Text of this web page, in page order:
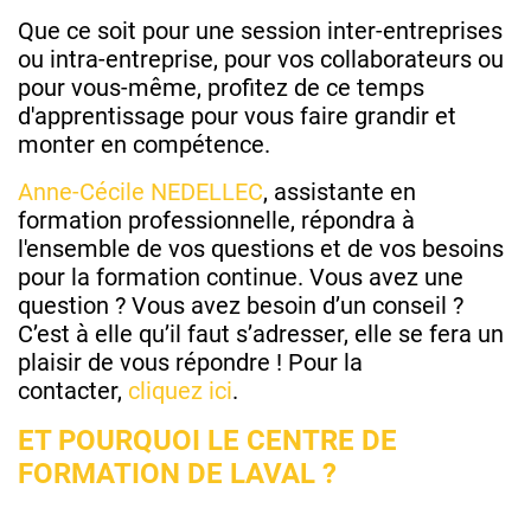
Que ce soit pour une session inter-entreprises
ou intra-entreprise, pour vos collaborateurs ou
pour vous-même, profitez de ce temps
d'apprentissage pour vous faire grandir et
monter en compétence.
Anne-Cécile NEDELLEC, assistante en
formation professionnelle, répondra à
l'ensemble de vos questions et de vos besoins
pour la formation continue. Vous avez une
question ? Vous avez besoin d’un conseil ?
C’est à elle qu’il faut s’adresser, elle se fera un
plaisir de vous répondre ! Pour la
contacter, cliquez ici.
ET POURQUOI LE CENTRE DE
FORMATION DE LAVAL ?